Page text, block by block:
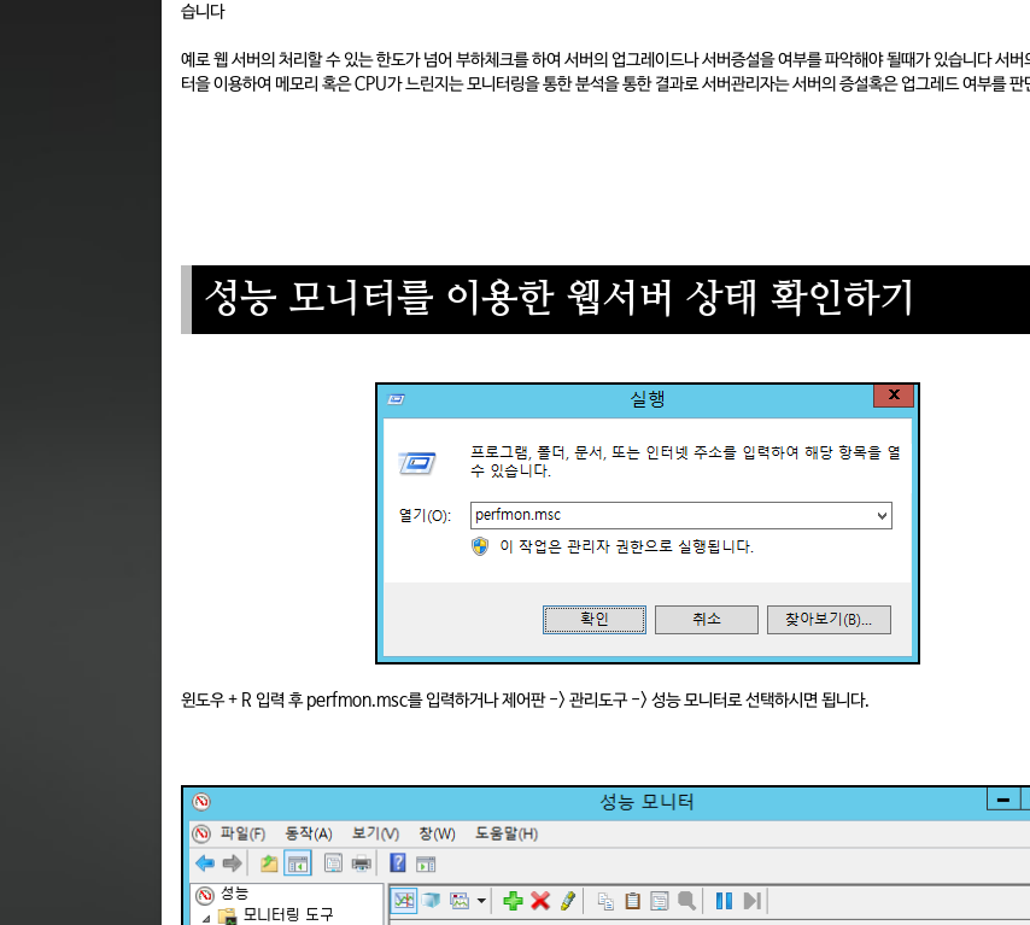
습니다
예로 웹 서버의 처리할 수 있는 한도가 넘어 부하체크를 하여 서버의 업그레이드나 서버증설을 여부를 파악해야 될때가 있습니다 서버
터을 이용하여 메모리 혹은 CPU가 느린지는 모니터링을 통한 분석을 통한 결과로 서버관리자는 서버의 증설혹은 업그레드 여부를 판
성능 모니터를 이용한 웹서버 상태 확인하기
윈도우 + R 입력 후 perfmon.msc를 입력하거나 제어판 -> 관리도구 -> 성능 모니터로 선택하시면 됩니다.